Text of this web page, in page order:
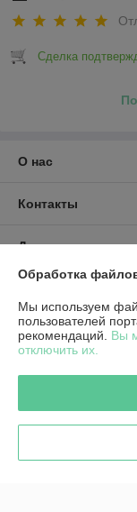
Сделка
О нас
Контакты
Доставка и оплата
Полная версия
Политика
Сайт создан на
Обработка
Мы используем
пользователей
рекомендаций. Вы
отключить их.